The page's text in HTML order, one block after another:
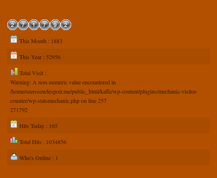
This Month : 1883
This Year : 52956
Total Visit :
Warning: A non-numeric value encountered in
/home/seerosen/lespoir.me/public_html/kaffe/wp-content/plugins/mechanic-visitor-
counter/wp-statsmechanic.phpon line257
271792
Hits Today : 165
Total Hits : 1034856
Who's Online : 1